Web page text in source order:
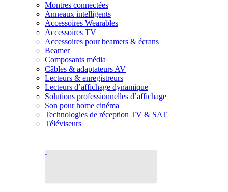
Montres connectées
Anneaux intelligents
Accessoires Wearables
Accessoires TV
Accessoires pour beamers & écrans
Beamer
Composants média
Câbles & adaptateurs AV
Lecteurs & enregistreurs
Lecteurs d’affichage dynamique
Solutions professionnelles d’affichage
Son pour home cinéma
Technologies de réception TV & SAT
Téléviseurs